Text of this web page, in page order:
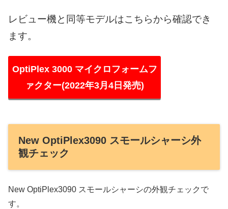
レビュー機と同等モデルはこちらから確認でき
ます。
OptiPlex 3000 マイクロフォームフ
ァクター(2022年3月4日発売)
New OptiPlex3090 スモールシャーシ外
観チェック
New OptiPlex3090 スモールシャーシの外観チェックで
す。